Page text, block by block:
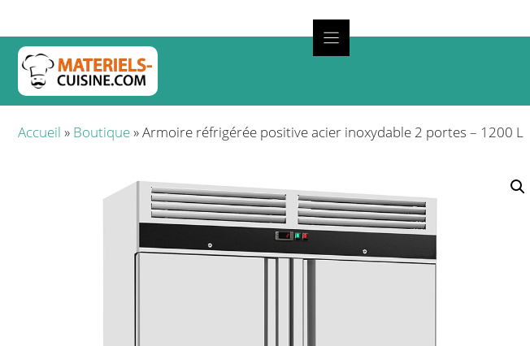
contenu
Accueil » Boutique»Armoire réfrigérée positive acier inoxydable 2 portes – 1200 L